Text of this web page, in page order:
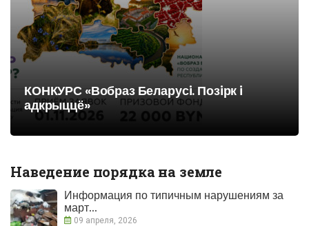
КОНКУРС «Вобраз Беларусi. Позiрк i
адкрыццё»
Наведение порядка на земле
Информация по типичным нарушениям за
март...
09 апреля, 2026